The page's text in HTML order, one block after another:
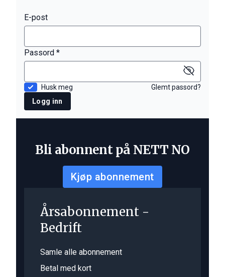
E-post
Passord *
Husk meg
Glemt passord?
Logg inn
Bli abonnent på NETT NO
Kjøp abonnement
Årsabonnement -
Bedrift
Samle alle abonnement
Betal med kort